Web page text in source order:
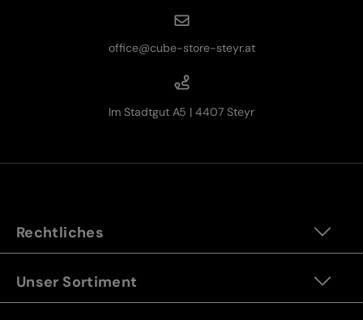
office@cube-store-steyr.at
Im Stadtgut A5 | 4407 Steyr
Rechtliches
Unser Sortiment